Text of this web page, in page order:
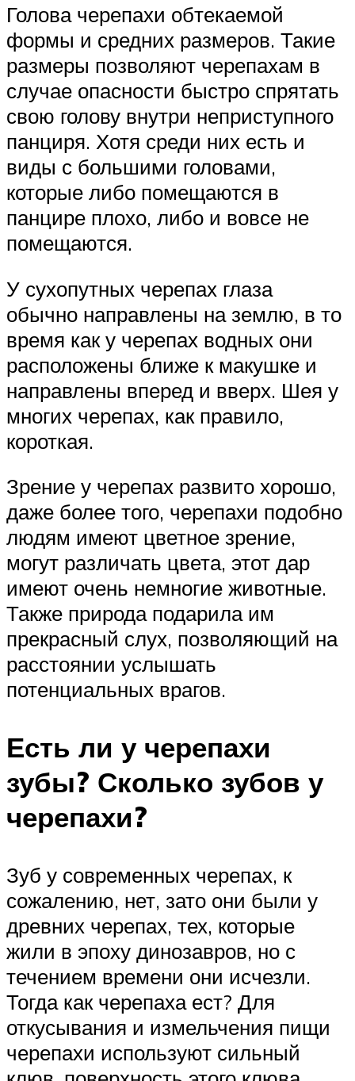
Голова черепахи обтекаемой
формы и средних размеров. Такие
размеры позволяют черепахам в
случае опасности быстро спрятать
свою голову внутри неприступного
панциря. Хотя среди них есть и
виды с большими головами,
которые либо помещаются в
панцире плохо, либо и вовсе не
помещаются.
У сухопутных черепах глаза
обычно направлены на землю, в то
время как у черепах водных они
расположены ближе к макушке и
направлены вперед и вверх. Шея у
многих черепах, как правило,
короткая.
Зрение у черепах развито хорошо,
даже более того, черепахи подобно
людям имеют цветное зрение,
могут различать цвета, этот дар
имеют очень немногие животные.
Также природа подарила им
прекрасный слух, позволяющий на
расстоянии услышать
потенциальных врагов.
Есть ли у черепахи
зубы? Сколько зубов у
черепахи?
Зуб у современных черепах, к
сожалению, нет, зато они были у
древних черепах, тех, которые
жили в эпоху динозавров, но с
течением времени они исчезли.
Тогда как черепаха ест? Для
откусывания и измельчения пищи
черепахи используют сильный